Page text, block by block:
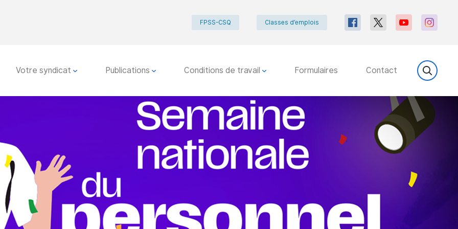
FPSS-CSQ Classes d’emplois
Votre syndicat Publications Conditions de travail Formulaires Contact